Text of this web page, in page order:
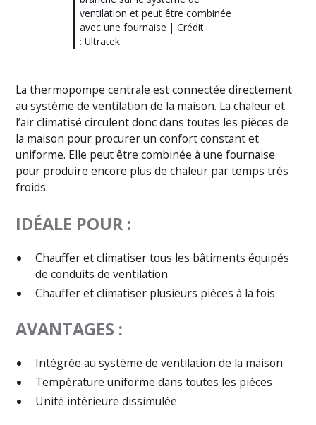
ventilation et peut être combinée
avec une fournaise | Crédit
: Ultratek
La thermopompe centrale est connectée directement
au système de ventilation de la maison. La chaleur et
l’air climatisé circulent donc dans toutes les pièces de
la maison pour procurer un confort constant et
uniforme. Elle peut être combinée à une fournaise
pour produire encore plus de chaleur par temps très
froids.
IDÉALE POUR :
Chauffer et climatiser tous les bâtiments équipés
de conduits de ventilation
Chauffer et climatiser plusieurs pièces à la fois
AVANTAGES :
Intégrée au système de ventilation de la maison
Température uniforme dans toutes les pièces
Unité intérieure dissimulée